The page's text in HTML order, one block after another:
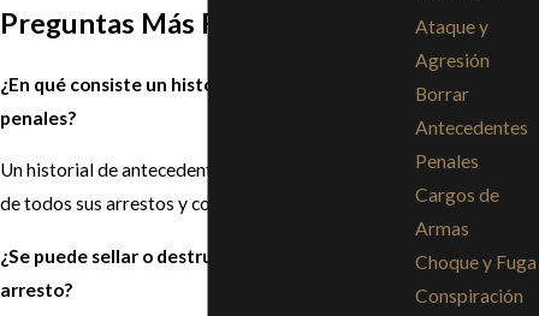
Preguntas Más Frecuentes
¿En qué consiste un historial de antecedentes
penales?
Un historial de antecedentes penales es un historial
de todos sus arrestos y condenas por delitos.
¿Se puede sellar o destruir un historial por un
arresto?
Ataque y
Agresión
Borrar
Antecedentes
Penales
Cargos de
Armas
Choque y Fuga
Conspiración